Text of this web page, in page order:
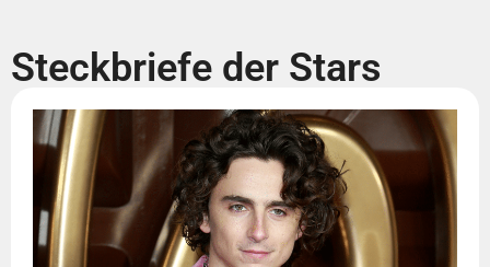
Steckbriefe der Stars